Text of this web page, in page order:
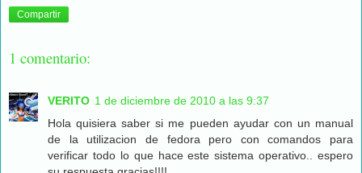
Compartir
1 comentario:
VERITO 1 de diciembre de 2010 a las 9:37
Hola quisiera saber si me pueden ayudar con un manual
de la utilizacion de fedora pero con comandos para
verificar todo lo que hace este sistema operativo.. espero